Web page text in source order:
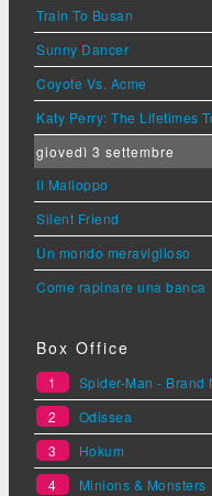
Train To Busan
Sunny Dancer
Coyote Vs. Acme
Katy Perry: The Lifetimes
giovedì 3 settembre
Il Malloppo
Silent Friend
Un mondo meraviglioso
Come rapinare una banca
Box Office
1
Spider-Man - Brand
2
Odissea
3
Hokum
4
Minions & Monsters